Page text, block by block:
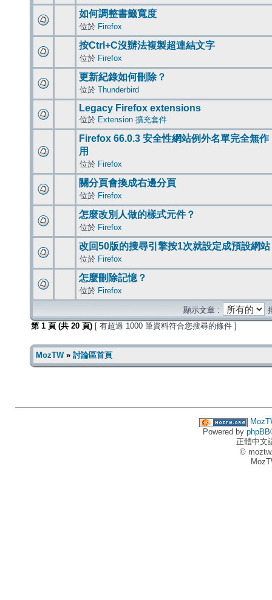
如何調整書籤寬度
位於 Firefox
按Ctrl+C沒辦法複製超連結文字
位於 Firefox
更新紀錄如何刪除？
位於 Thunderbird
Legacy Firefox extensions
位於 Extension 擴充套件
Firefox 66.0.3 安全性網站例外名單完全無作
用
位於 Firefox
關分頁會換成右邊分頁
位於 Firefox
怎麼改別人做的樣式元件？
位於 Firefox
改回50版的搜尋引擎按1次就設定成預設網站
位於 Firefox
怎麼刪除記憶？
位於 Firefox
顯示文章 :
第 1 頁 (共 20 頁) [ 有超過 1000 筆資料符合您搜尋的條件 ]
MozTW» 討論區首頁
Powered by phpBB
正體中文
©